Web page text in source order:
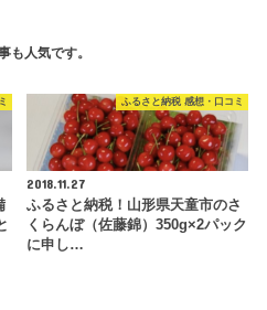
も人気です。
ふるさと納税 感想・口コミ
2018.11.27
ふるさと納税！山形県天童市のさ
くらんぼ（佐藤錦）350g×2パック
に申し…